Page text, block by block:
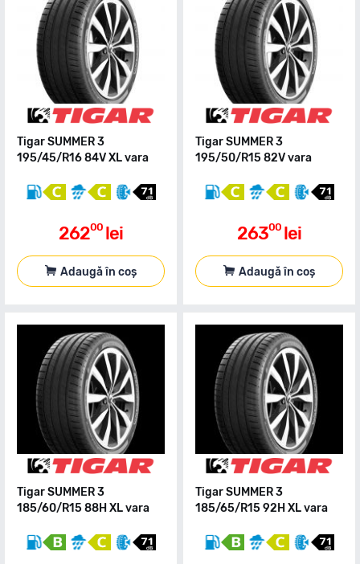
Tigar SUMMER 3
195/45/R16 84V XL vara
26200 lei
Adaugă în coș
Tigar SUMMER 3
195/50/R15 82V vara
26300 lei
Adaugă în coș
Tigar SUMMER 3
185/60/R15 88H XL vara
Tigar SUMMER 3
185/65/R15 92H XL vara